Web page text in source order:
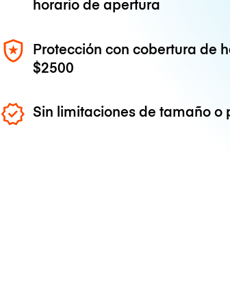
horario de apertura
Protección con cobertura de
$2500
Sin limitaciones de tamaño o